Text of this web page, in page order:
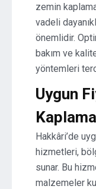
zemin
vadeli
önemlidir.
bakım ve
yöntemleri
Uygun
Hakkâri’de
hizmetleri,
sunar. Bu
malzemeler